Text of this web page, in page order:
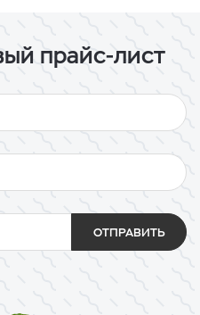
прайс-лист
ОТПРАВИТЬ